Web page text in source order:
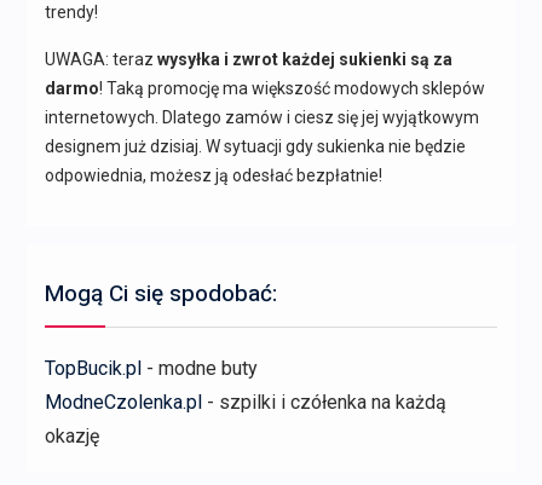
trendy!
UWAGA: teraz wysyłka i zwrot każdej sukienki są za
darmo! Taką promocję ma większość modowych sklepów
internetowych. Dlatego zamów i ciesz się jej wyjątkowym
designem już dzisiaj. W sytuacji gdy sukienka nie będzie
odpowiednia, możesz ją odesłać bezpłatnie!
Mogą Ci się spodobać:
TopBucik.pl- modne buty
ModneCzolenka.pl- szpilki i czółenka na każdą
okazję